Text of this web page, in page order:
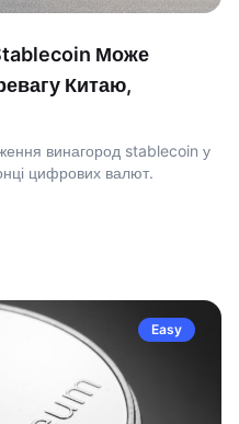
Може
Китаю,
винагород stablecoin у
цифрових валют.
Easy